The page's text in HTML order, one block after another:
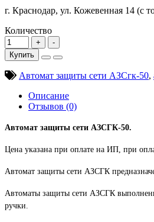
г. Краснодар, ул. Кожевенная 14 (с
Количество
Купить
Автомат защиты сети АЗСгк-50,
Описание
Отзывов (0)
Автомат защиты сети АЗСГК-50.
Цена указана при оплате на ИП, при
Автомат защиты сети АЗСГК
Автоматы защиты сети АЗСГК выполнены
ручки.